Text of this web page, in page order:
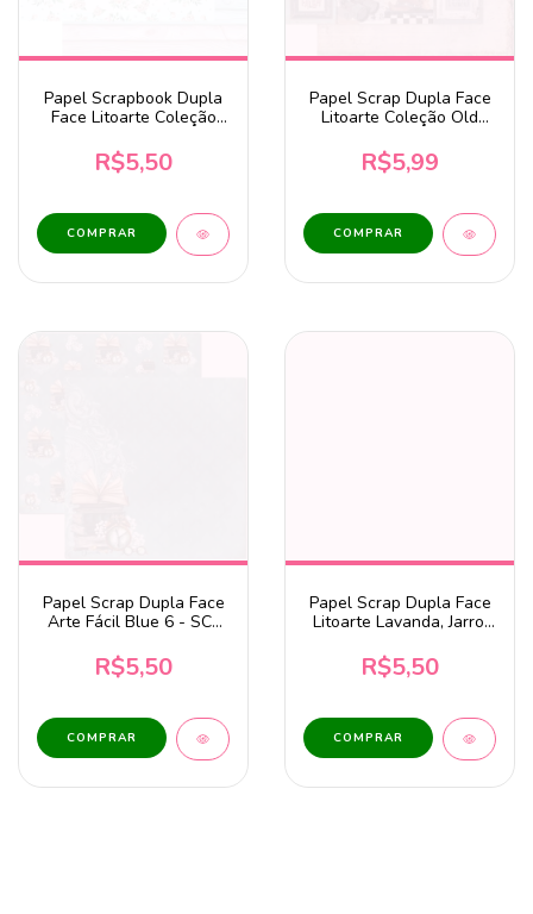
Papel Scrapbook Dupla
Face Litoarte Coleção
1348
R$5,50
Papel Scrap Dupla Face
Litoarte Coleção Old
R$5,99
Papel Scrap Dupla Face
Arte Fácil Blue 6 - SC-
R$5,50
Papel Scrap Dupla Face
Litoarte Lavanda, Jarro,
SD-1116
R$5,50